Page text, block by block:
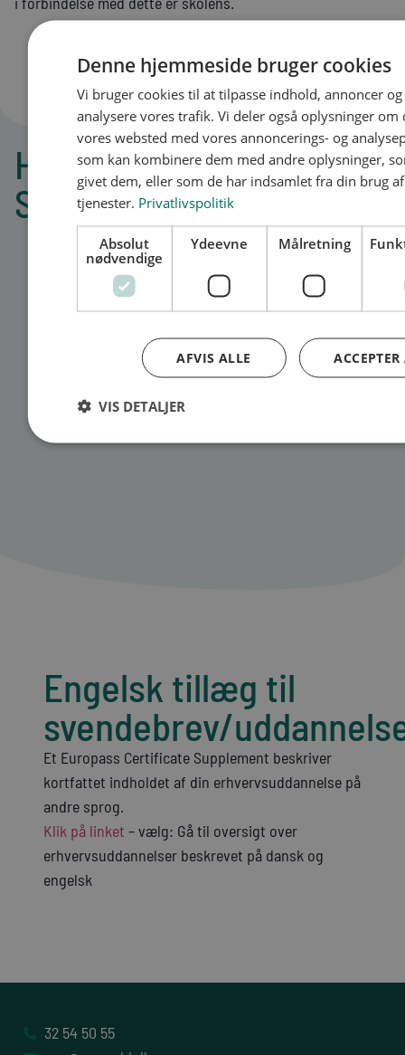
Hvilke skoler udbyder
Sikkerhedsvagt?
Engelsk tillæg til
svendebrev/
Et Europass Certificate Supplement beskriver
kortfattet indholdet af din erhvervsuddannelse på
andre sprog.
Klik på linket – vælg: Gå til oversigt over
erhvervsuddannelser beskrevet på dansk og
engelsk
32 54 50 55
Denne hjemmeside bruger cookies
Vi bruger cookies til at tilpasse indhold, annoncer
analysere vores trafik. Vi deler også oplysninger om
vores websted med vores annoncerings- og
som kan kombinere dem med andre oplysninger,
givet dem, eller som de har indsamlet fra din brug
tjenester. Privatlivspolitik
Absolut
nødvendige
Ydeevne Målretning
AFVIS ALLE
VIS DETALJER